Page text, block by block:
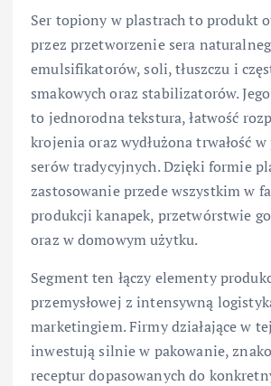
Ser topiony w plastrach to produkt
przez przetworzenie sera
emulsifikatorów, soli, tłuszczu i
smakowych oraz stabilizatorów.
to jednorodna tekstura, łatwość
krojenia oraz wydłużona trwałość
serów tradycyjnych. Dzięki formie
zastosowanie przede wszystkim w
produkcji kanapek, przetwórstwie
oraz w domowym użytku.
Segment ten łączy elementy
przemysłowej z intensywną
marketingiem. Firmy działające w
inwestują silnie w pakowanie,
receptur dopasowanych do